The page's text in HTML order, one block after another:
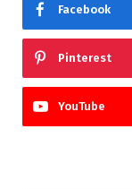
Facebook
Pinterest
YouTube